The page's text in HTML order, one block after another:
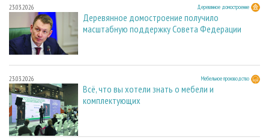
23.03.2026 Деревянное домостроение
Деревянное домостроение получило
масштабную поддержку Совета Федерации
23.03.2026 Мебельное производство
Всё, что вы хотели знать о мебели и
комплектующих